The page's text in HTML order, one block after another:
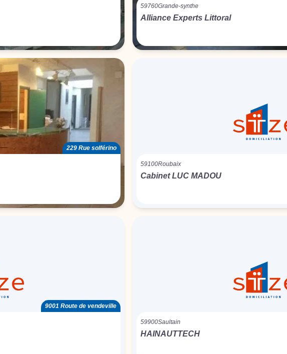
59760Grande-synthe
Alliance Experts Littoral
229 Rue solférino
59100Roubaix
Cabinet LUC MADOU
9001 Route de vendeville
59900Saultain
HAINAUTTECH